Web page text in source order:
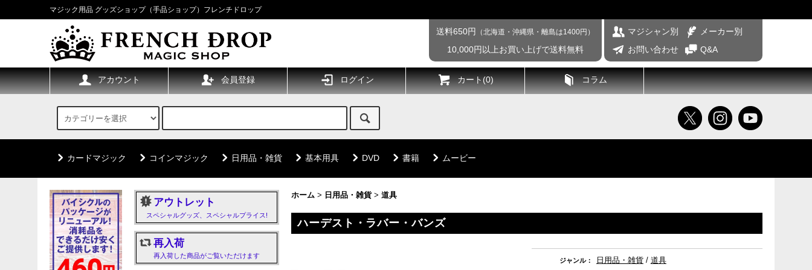
マジック用品 グッズショップ（手品ショップ）フレンチドロップ
送料650円 （北海道・沖縄県・離島は1400円）
10,000円以上お買い上げで送料無料
マジシャン別
メーカー別
お問い合わせ
Q&A
アカウント 会員登録 ログイン カート(0) コラム
カードマジック コインマジック 日用品・雑貨 基本用具 DVD 書籍 ムービー
ホーム > 日用品・雑貨 > 道具
ハーデスト・ラバー・バンズ
ジャンル： 日用品・雑貨/ 道具
アウトレット
スペシャルグッズ、スペシャルプライス!
再入荷
再入荷した商品がご覧いただけます